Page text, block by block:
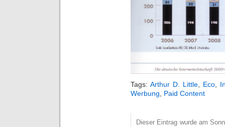
Tags: Arthur D. Little, Eco,
Werbung, Paid Content
Dieser Eintrag wurde am